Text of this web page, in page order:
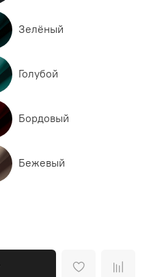
Зелёный
Голубой
Бордовый
Бежевый